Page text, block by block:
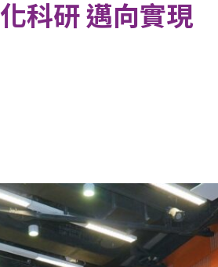
科研 邁向實現